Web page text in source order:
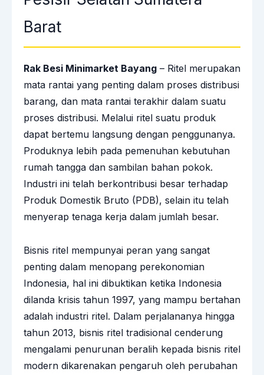
Barat
Rak Besi Minimarket Bayang – Ritel merupakan
mata rantai yang penting dalam proses distribusi
barang, dan mata rantai terakhir dalam suatu
proses distribusi. Melalui ritel suatu produk
dapat bertemu langsung dengan penggunanya.
Produknya lebih pada pemenuhan kebutuhan
rumah tangga dan sambilan bahan pokok.
Industri ini telah berkontribusi besar terhadap
Produk Domestik Bruto (PDB), selain itu telah
menyerap tenaga kerja dalam jumlah besar.
Bisnis ritel mempunyai peran yang sangat
penting dalam menopang perekonomian
Indonesia, hal ini dibuktikan ketika Indonesia
dilanda krisis tahun 1997, yang mampu bertahan
adalah industri ritel. Dalam perjalananya hingga
tahun 2013, bisnis ritel tradisional cenderung
mengalami penurunan beralih kepada bisnis ritel
modern dikarenakan pengaruh oleh perubahan